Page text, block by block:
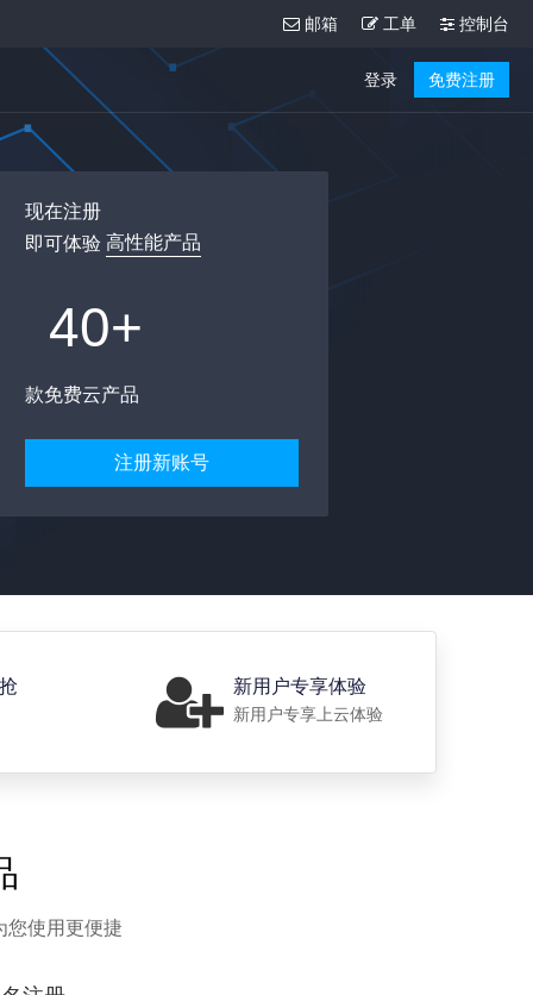
现在注册
即可体验 高性能产品
40+
款免费云产品
注册新账号
登录 免费注册
邮箱 工单 控制台
新用户专享体验
新用户专享上云体验
您使用更便捷